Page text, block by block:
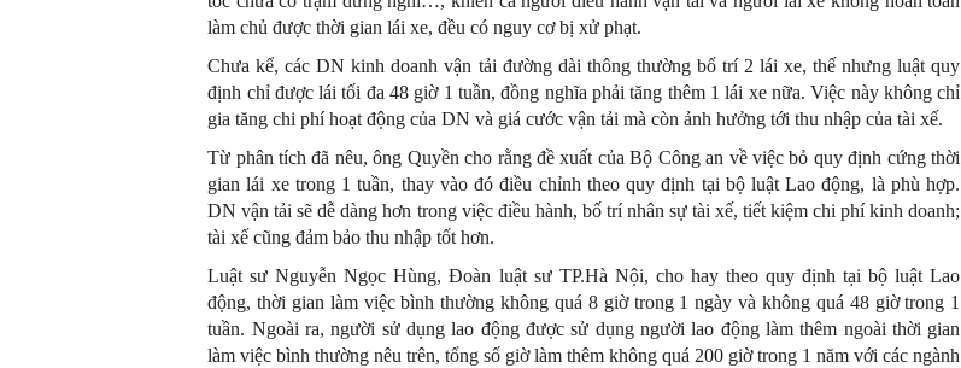
làm chủ được thời gian lái xe, đều có nguy cơ bị xử phạt.
Chưa kể, các DN kinh doanh vận tải đường dài thông thường bố trí 2 lái xe, thế nhưng luật quy
định chỉ được lái tối đa 48 giờ 1 tuần, đồng nghĩa phải tăng thêm 1 lái xe nữa. Việc này không chỉ
gia tăng chi phí hoạt động của DN và giá cước vận tải mà còn ảnh hưởng tới thu nhập của tài xế.
Từ phân tích đã nêu, ông Quyền cho rằng đề xuất của Bộ Công an về việc bỏ quy định cứng thời
gian lái xe trong 1 tuần, thay vào đó điều chỉnh theo quy định tại bộ luật Lao động, là phù hợp.
DN vận tải sẽ dễ dàng hơn trong việc điều hành, bố trí nhân sự tài xế, tiết kiệm chi phí kinh doanh;
tài xế cũng đảm bảo thu nhập tốt hơn.
Luật sư Nguyễn Ngọc Hùng, Đoàn luật sư TP.Hà Nội, cho hay theo quy định tại bộ luật Lao
động, thời gian làm việc bình thường không quá 8 giờ trong 1 ngày và không quá 48 giờ trong 1
tuần. Ngoài ra, người sử dụng lao động được sử dụng người lao động làm thêm ngoài thời gian
làm việc bình thường nêu trên, tổng số giờ làm thêm không quá 200 giờ trong 1 năm với các ngành